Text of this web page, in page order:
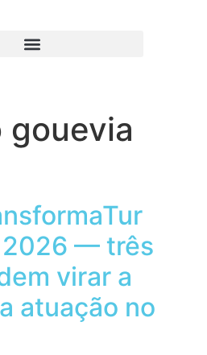
gouevia
— três
virar a
atuação no